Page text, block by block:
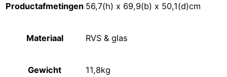
Productafmetingen 56,7(h) x 69,9(b) x 50,1(d)cm
Materiaal RVS & glas
Gewicht 11,8kg